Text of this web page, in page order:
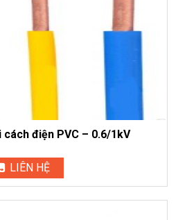
cách điện PVC – 0.6/1kV
LIÊN HỆ